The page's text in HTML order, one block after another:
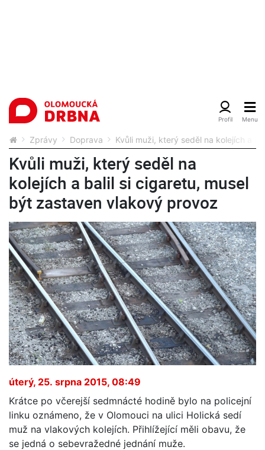
Zprávy Doprava Kvůli muži, který seděl na kolejích a
Kvůli muži, který seděl na
kolejích a balil si cigaretu, musel
být zastaven vlakový provoz
úterý, 25. srpna 2015, 08:49
Krátce po včerejší sedmnácté hodině bylo na policejní
linku oznámeno, že v Olomouci na ulici Holická sedí
muž na vlakových kolejích. Přihlížející měli obavu, že
se jedná o sebevražedné jednání muže.